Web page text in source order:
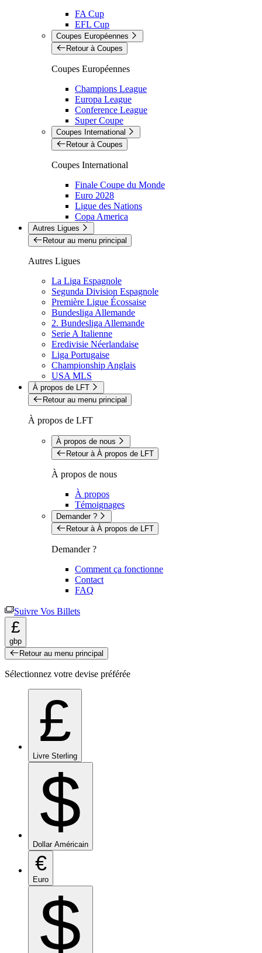
FA Cup
EFL Cup
Coupes Européennes
Retour à Coupes
Coupes Européennes
Champions League
Europa League
Conference League
Super Coupe
Coupes International
Retour à Coupes
Coupes International
Finale Coupe du Monde
Euro 2028
Ligue des Nations
Copa America
Autres Ligues
Retour au menu principal
Autres Ligues
La Liga Espagnole
Segunda Division Espagnole
Première Ligue Écossaise
Bundesliga Allemande
2. Bundesliga Allemande
Serie A Italienne
Eredivisie Néerlandaise
Liga Portugaise
Championship Anglais
USA MLS
À propos de LFT
Retour au menu principal
À propos de LFT
À propos de nous
Retour à À propos de LFT
À propos de nous
À propos
Témoignages
Demander ?
Retour à À propos de LFT
Demander ?
Comment ça fonctionne
Contact
FAQ
Suivre Vos Billets
£
gbp
Retour au menu principal
Sélectionnez votre devise préférée
£
Livre Sterling
$
Dollar Américain
€
Euro
$